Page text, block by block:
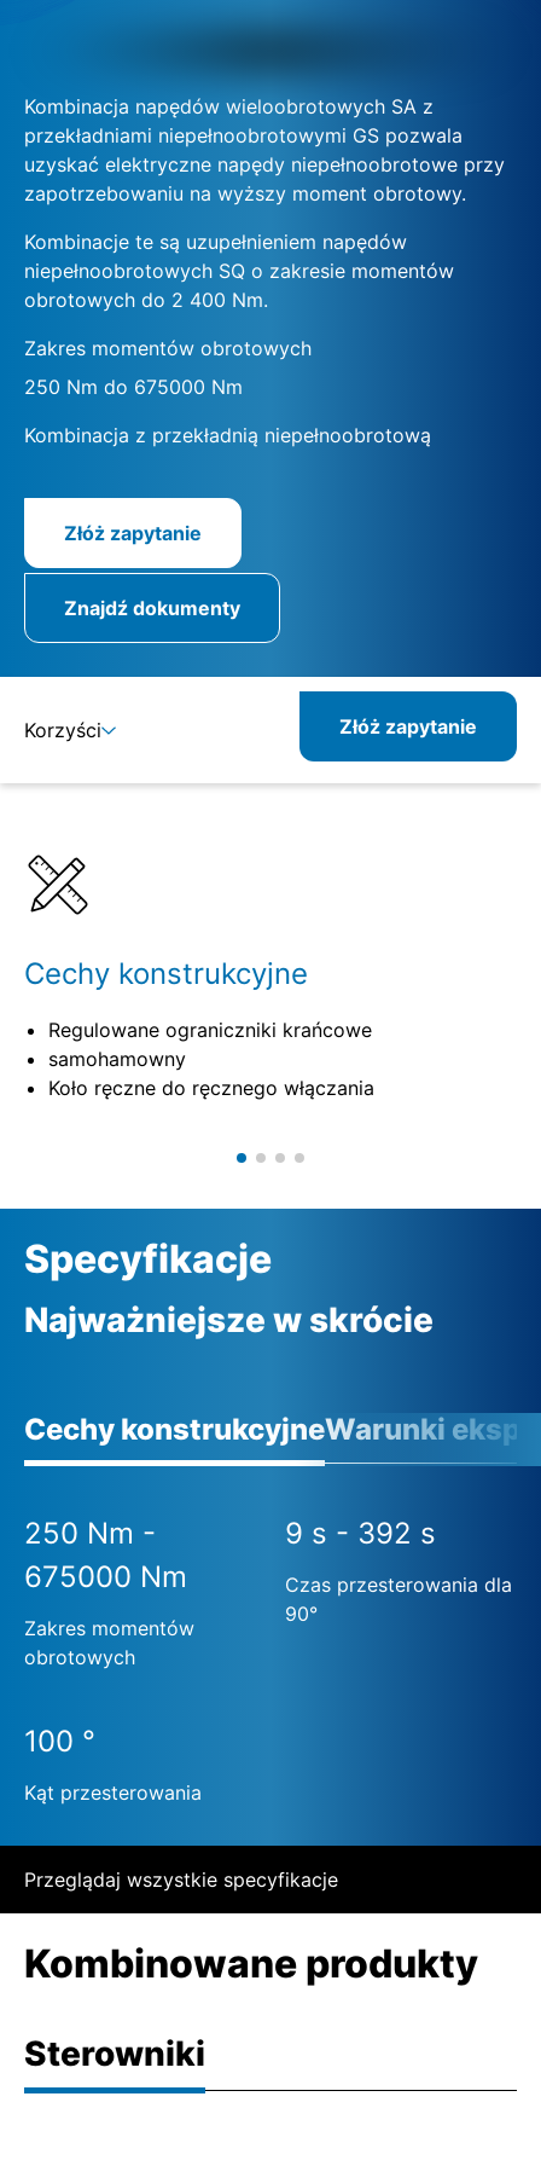
Kombinacja napędów wieloobrotowych SA z
przekładniami niepełnoobrotowymi GS pozwala
uzyskać elektryczne napędy niepełnoobrotowe przy
zapotrzebowaniu na wyższy moment obrotowy.
Kombinacje te są uzupełnieniem napędów
niepełnoobrotowych SQ o zakresie momentów
obrotowych do 2 400 Nm.
Zakres momentów obrotowych
250 Nm do 675000 Nm
Kombinacja z przekładnią niepełnoobrotową
Złóż zapytanie
Znajdź dokumenty
Korzyści
Kombinowane produkty
Pokrewne produkty
Złóż zapytanie
Cechy konstrukcyjne
Regulowane ograniczniki krańcowe
samohamowny
Koło ręczne do ręcznego włączania
Specyfikacje
Najważniejsze w skrócie
Cechy konstrukcyjneWarunki
250 Nm -
675000 Nm
Zakres momentów
obrotowych
9 s - 392 s
Czas przesterowania dla
90°
100 °
Kąt przesterowania
Przeglądaj wszystkie specyfikacje
Kombinowane produkty
Sterowniki